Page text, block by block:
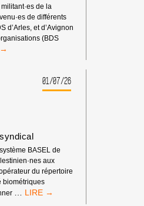
de la
de différents
d’Arles, et d’Avignon
(BDS
01/07/26
BASEL de
aux
du répertoire
biométriques
BOYCOTT